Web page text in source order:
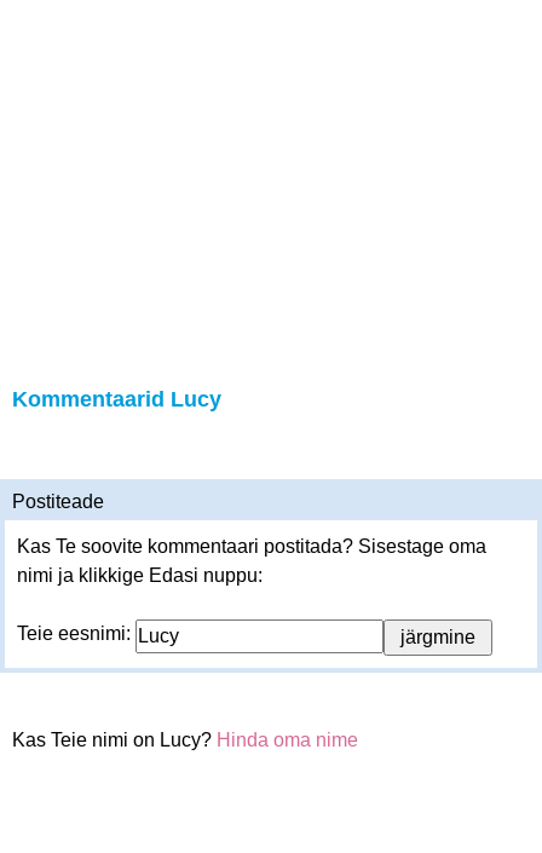
Kommentaarid Lucy
Postiteade
Kas Te soovite kommentaari postitada? Sisestage oma
nimi ja klikkige Edasi nuppu:
Teie eesnimi:
Kas Teie nimi on Lucy? Hinda oma nime